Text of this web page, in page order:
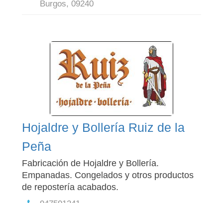
Burgos, 09240
Hojaldre y Bollería Ruiz de la
Peña
Fabricación de Hojaldre y Bollería.
Empanadas. Congelados y otros productos
de repostería acabados.